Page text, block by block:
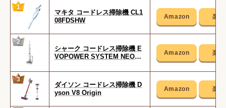
1
マキタ コードレス掃除機 CL1
08FDSHW
2
シャーク コードレス掃除機 E
VOPOWER SYSTEM NEO+ L
3
ダイソン コードレス掃除機 D
yson V8 Origin